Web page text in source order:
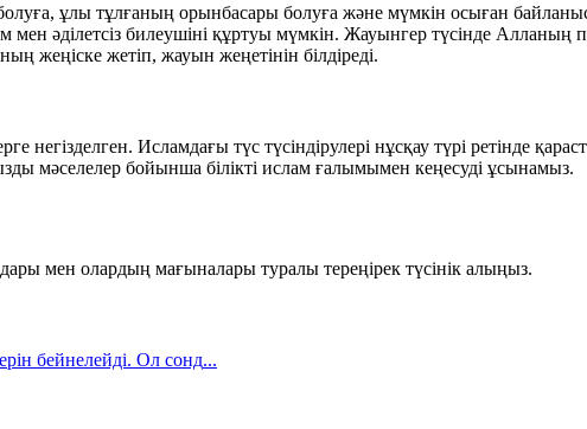
ұлы тұлғаның орынбасары болуға және мүмкін осыған
мен әділетсіз билеушіні құртуы мүмкін. Жауынгер түсінде
жеңіске жетіп, жауын жеңетінін білдіреді.
негізделген. Исламдағы түс түсіндірулері нұсқау түрі ретінде
мәселелер бойынша білікті ислам ғалымымен кеңесуді ұсынамыз.
мен олардың мағыналары туралы тереңірек түсінік алыңыз.
бейнелейді. Ол сонд...